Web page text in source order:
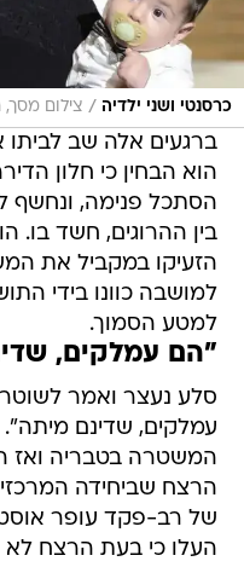
כרסנטי ושני ילדיה / צילום מסך,
ברגעים אלה שב לביתו
הוא הבחין כי חלון
הסתכל פנימה, ונחשף
בין ההרוגים, חשד בו.
הזעיקו במקביל את
למושבה כוונו בידי
למטע הסמוך.
"הם עמלקים,
סלע נעצר ואמר
עמלקים, שדינם
המשטרה בטבריה ואז
הרצח שביחידה
של רב-פקד עופר
העלו כי בעת הרצח